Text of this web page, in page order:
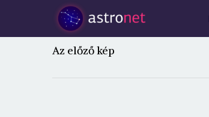
Az előző kép